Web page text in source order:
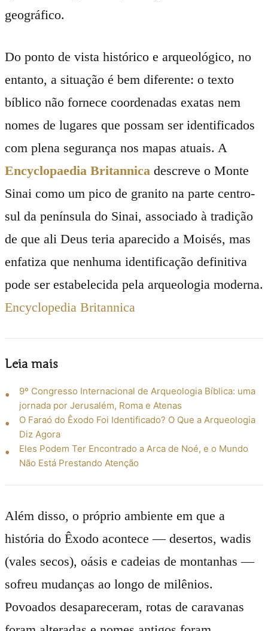
geográfico.
Do ponto de vista histórico e arqueológico, no
entanto, a situação é bem diferente: o texto
bíblico não fornece coordenadas exatas nem
nomes de lugares que possam ser identificados
com plena segurança nos mapas atuais. A
Encyclopaedia Britannica descreve o Monte
Sinai como um pico de granito na parte centro-
sul da península do Sinai, associado à tradição
de que ali Deus teria aparecido a Moisés, mas
enfatiza que nenhuma identificação definitiva
pode ser estabelecida pela arqueologia moderna.
Encyclopedia Britannica
Leia mais
9º Congresso Internacional de Arqueologia Bíblica: uma
jornada por Jerusalém, Roma e Atenas
O Faraó do Êxodo Foi Identificado? O Que a Arqueologia
Diz Agora
Eles Podem Ter Encontrado a Arca de Noé, e o Mundo
Não Está Prestando Atenção
Além disso, o próprio ambiente em que a
história do Êxodo acontece — desertos, wadis
(vales secos), oásis e cadeias de montanhas —
sofreu mudanças ao longo de milênios.
Povoados desapareceram, rotas de caravanas